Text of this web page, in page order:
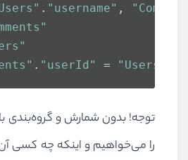
. "username" ,
. "userId" = "Users"
توجه! بدون شمارش و گروه‌بندی
را می‌خواهیم و اینکه چه کسی